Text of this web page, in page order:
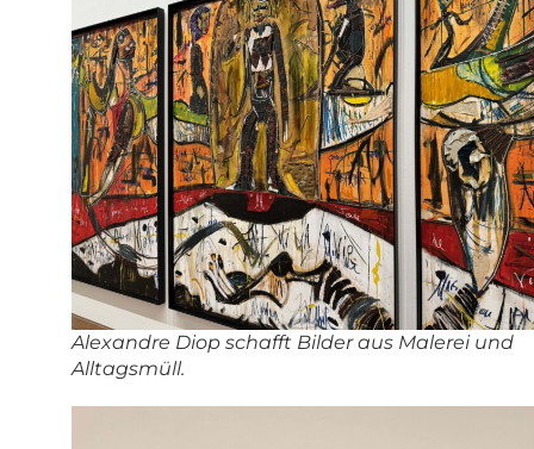
Alexandre Diop schafft Bilder aus Malerei und
Alltagsmüll.